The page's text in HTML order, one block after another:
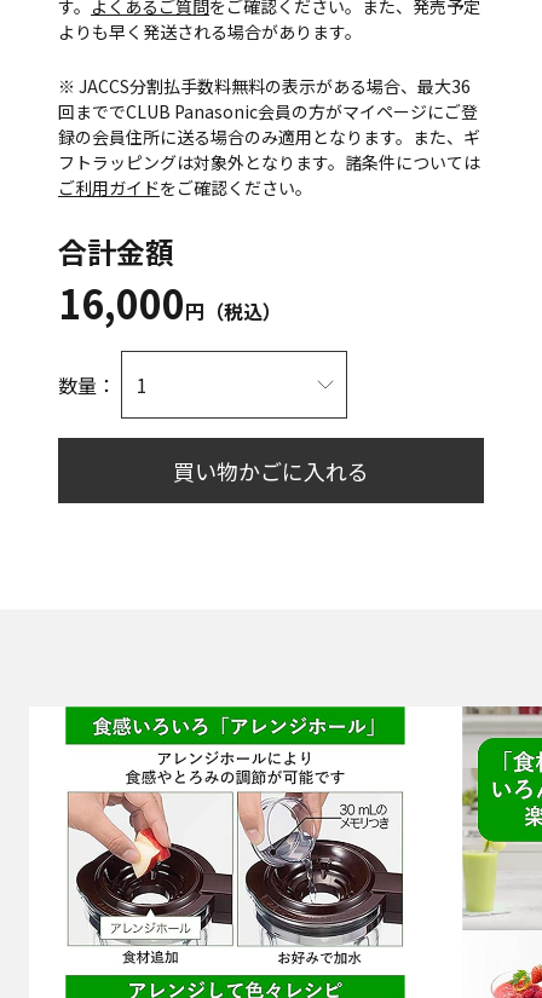
す。 よくあるご質問をご確認ください。また、発売予定
よりも早く発送される場合があります。
※ JACCS分割払手数料無料の表示がある場合、最大36
回まででCLUB Panasonic会員の方がマイページにご登
録の会員住所に送る場合のみ適用となります。また、ギ
フトラッピングは対象外となります。諸条件については
ご利用ガイドをご確認ください。
合計金額
16,000円（税込）
数量：
買い物かごに入れる